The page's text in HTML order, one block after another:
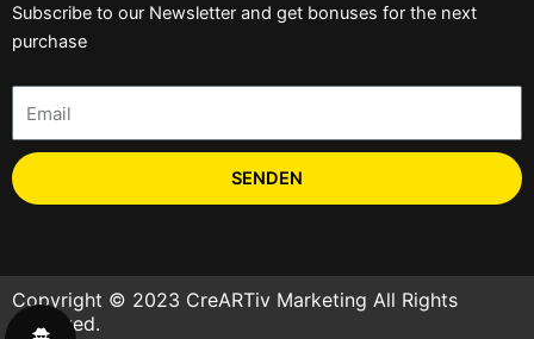
Subscribe to our Newsletter and get bonuses for the next
purchase
SENDEN
Copyright © 2023 CreARTiv Marketing All Rights
Reserved.